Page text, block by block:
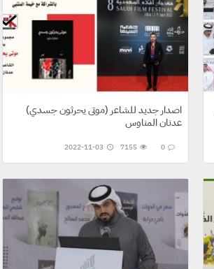
(موتى يحرثون جسدي) اصدار جديد للشاعر
عدنان المناوس